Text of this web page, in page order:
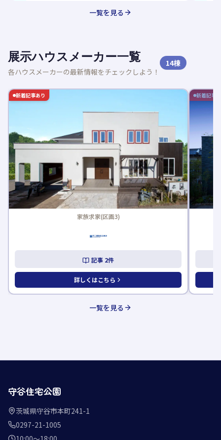
一覧を見る
展示ハウスメーカー一覧
各ハウスメーカーの最新情報をチェックしよう！
14棟
新着記事あり
家族求家(区画3)
記事 2件
詳しくはこちら
新着記事
一覧を見る
守谷住宅公園
茨城県守谷市本町241-1
0297-21-1005